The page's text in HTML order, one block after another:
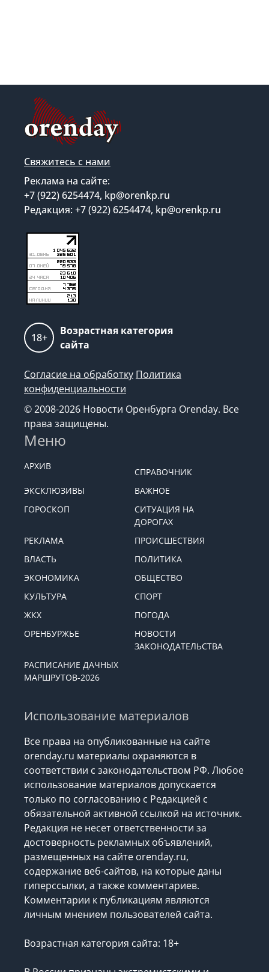
Свяжитесь с нами
Реклама на сайте:
+7 (922) 6254474, kp@orenkp.ru
Редакция: +7 (922) 6254474, kp@orenkp.ru
18+
Возрастная категория
сайта
Согласие на обработку Политика
конфиденциальности
© 2008-2026 Новости Оренбурга Orenday. Все
права защищены.
Меню
АРХИВ
СПРАВОЧНИК
ЭКСКЛЮЗИВЫ
ВАЖНОЕ
ГОРОСКОП
СИТУАЦИЯ НА
ДОРОГАХ
РЕКЛАМА
ПРОИСШЕСТВИЯ
ВЛАСТЬ
ПОЛИТИКА
ЭКОНОМИКА
ОБЩЕСТВО
КУЛЬТУРА
СПОРТ
ЖКХ
ПОГОДА
ОРЕНБУРЖЬЕ
НОВОСТИ
ЗАКОНОДАТЕЛЬСТВА
РАСПИСАНИЕ ДАЧНЫХ
МАРШРУТОВ-2026
Использование материалов
Все права на опубликованные на сайте
orenday.ru материалы охраняются в
соответствии с законодательством РФ. Любое
использование материалов допускается
только по согласованию с Редакцией с
обязательной активной ссылкой на источник.
Редакция не несет ответственности за
достоверность рекламных объявлений,
размещенных на сайте orenday.ru,
содержание веб-сайтов, на которые даны
гиперссылки, а также комментариев.
Комментарии к публикациям являются
личным мнением пользователей сайта.
Возрастная категория сайта: 18+